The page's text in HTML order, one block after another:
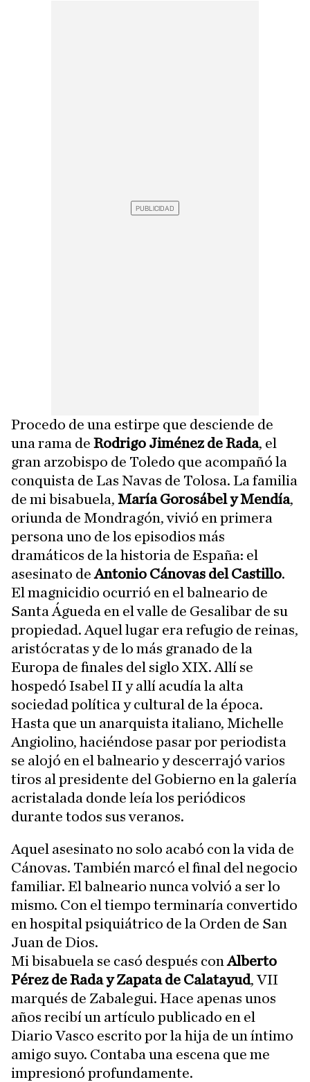
Procedo de una estirpe que desciende de
una rama de Rodrigo Jiménez de Rada, el
gran arzobispo de Toledo que acompañó la
conquista de Las Navas de Tolosa. La familia
de mi bisabuela, María Gorosábel y Mendía,
oriunda de Mondragón, vivió en primera
persona uno de los episodios más
dramáticos de la historia de España: el
asesinato deAntonio Cánovas del Castillo.
El magnicidio ocurrió en el balneario de
Santa Águeda en el valle de Gesalibar de su
propiedad. Aquel lugar era refugio de reinas,
aristócratas y de lo más granado de la
Europa de finales del siglo XIX. Allí se
hospedó Isabel II y allí acudía la alta
sociedad política y cultural de la época.
Hasta que un anarquista italiano, Michelle
Angiolino, haciéndose pasar por periodista
se alojó en el balneario y descerrajó varios
tiros al presidente del Gobierno en la galería
acristalada donde leía los periódicos
durante todos sus veranos.
Aquel asesinato no solo acabó con la vida de
Cánovas. También marcó el final del negocio
familiar. El balneario nunca volvió a ser lo
mismo. Con el tiempo terminaría convertido
en hospital psiquiátrico de la Orden de San
Juan de Dios.
Mi bisabuela se casó después con Alberto
Pérez de Rada y Zapata de Calatayud, VII
marqués de Zabalegui. Hace apenas unos
años recibí un artículo publicado en el
Diario Vasco escrito por la hija de un íntimo
amigo suyo. Contaba una escena que me
impresionó profundamente.